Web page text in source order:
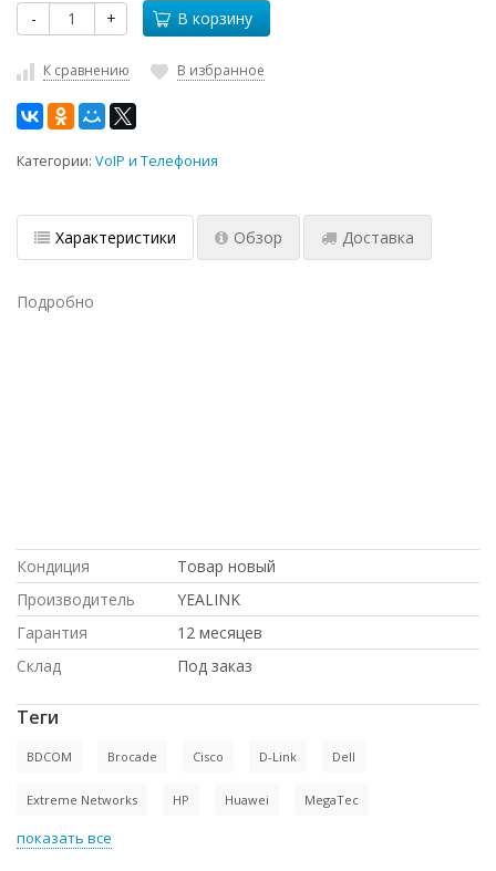
- + В корзину
К сравнению В избранное
Категории: VoIP и Телефония
Характеристики Обзор Доставка
Подробно
Кондиция
Товар новый
Производитель
YEALINK
Гарантия
12 месяцев
Склад
Под заказ
Теги
BDCOM Brocade Cisco D-Link Dell
Extreme Networks HP Huawei MegaTec
показать все